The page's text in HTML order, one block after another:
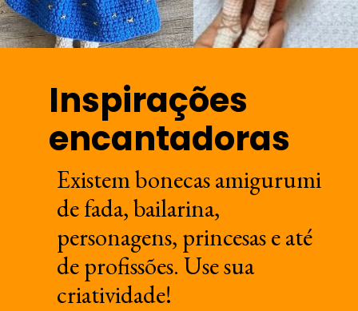
Inspirações
encantadoras
Existem bonecas amigurumi
de fada, bailarina,
personagens, princesas e até
de profissões. Use sua
criatividade!